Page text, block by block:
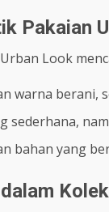
Pakaian
Look
warna berani,
sederhana,
bahan yang